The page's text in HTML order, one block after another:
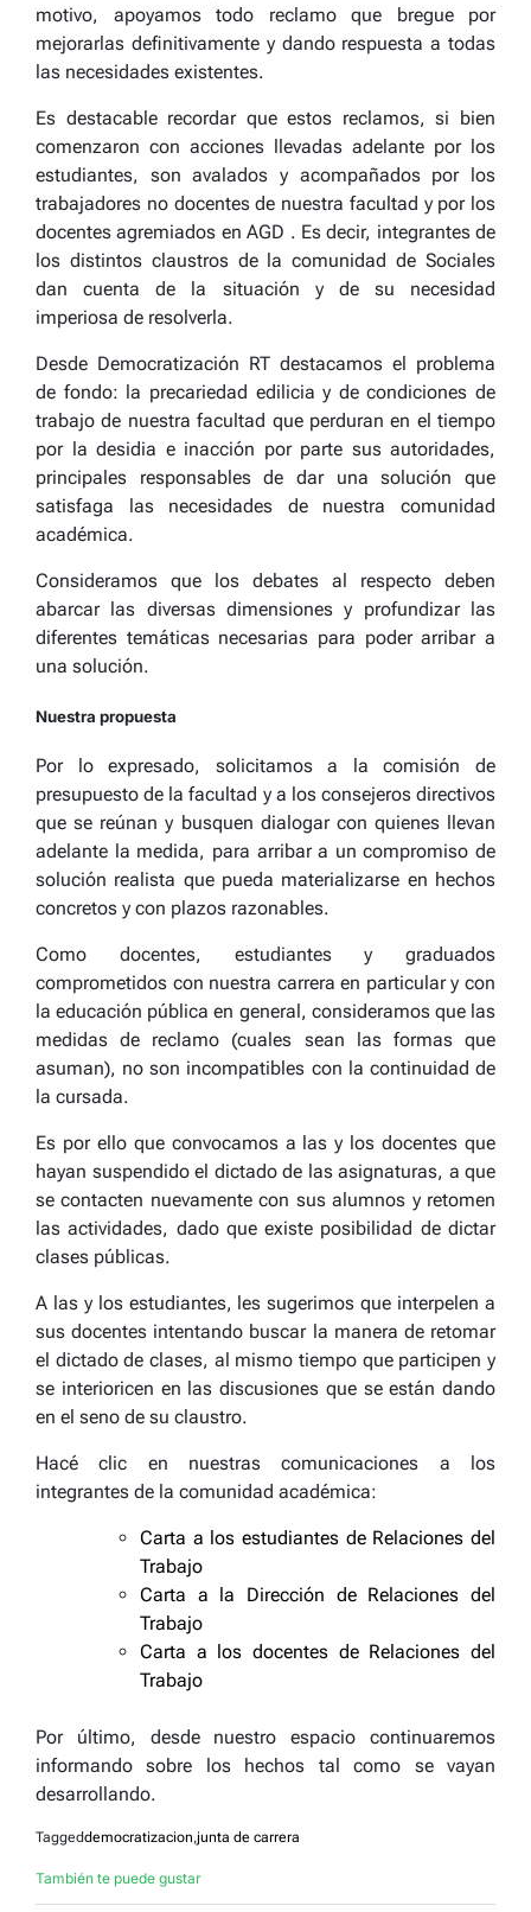
motivo, apoyamos todo reclamo que bregue por
mejorarlas definitivamente y dando respuesta a todas
las necesidades existentes.
Es destacable recordar que estos reclamos, si bien
comenzaron con acciones llevadas adelante por los
estudiantes, son avalados y acompañados por los
trabajadores no docentes de nuestra facultad y por los
docentes agremiados en AGD . Es decir, integrantes de
los distintos claustros de la comunidad de Sociales
dan cuenta de la situación y de su necesidad
imperiosa de resolverla.
Desde Democratización RT destacamos el problema
de fondo: la precariedad edilicia y de condiciones de
trabajo de nuestra facultad que perduran en el tiempo
por la desidia e inacción por parte sus autoridades,
principales responsables de dar una solución que
satisfaga las necesidades de nuestra comunidad
académica.
Consideramos que los debates al respecto deben
abarcar las diversas dimensiones y profundizar las
diferentes temáticas necesarias para poder arribar a
una solución.
Nuestra propuesta
Por lo expresado, solicitamos a la comisión de
presupuesto de la facultad y a los consejeros directivos
que se reúnan y busquen dialogar con quienes llevan
adelante la medida, para arribar a un compromiso de
solución realista que pueda materializarse en hechos
concretos y con plazos razonables.
Como docentes, estudiantes y graduados
comprometidos con nuestra carrera en particular y con
la educación pública en general, consideramos que las
medidas de reclamo (cuales sean las formas que
asuman), no son incompatibles con la continuidad de
la cursada.
Es por ello que convocamos a las y los docentes que
hayan suspendido el dictado de las asignaturas, a que
se contacten nuevamente con sus alumnos y retomen
las actividades, dado que existe posibilidad de dictar
clases públicas.
A las y los estudiantes, les sugerimos que interpelen a
sus docentes intentando buscar la manera de retomar
el dictado de clases, al mismo tiempo que participen y
se interioricen en las discusiones que se están dando
en el seno de su claustro.
Hacé clic en nuestras comunicaciones a los
integrantes de la comunidad académica:
Carta a los estudiantes de Relaciones del
Trabajo
Carta a la Dirección de Relaciones del
Trabajo
Carta a los docentes de Relaciones del
Trabajo
Por último, desde nuestro espacio continuaremos
informando sobre los hechos tal como se vayan
desarrollando.
Taggeddemocratizacion,junta de carrera
También te puede gustar